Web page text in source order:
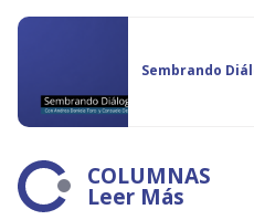
Sembrando
COLUMNAS
Leer Más